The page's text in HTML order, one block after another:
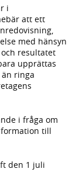
i
att ett
med hänsyn
resultatet
upprättas
ringa
i fråga om
till
den 1 juli